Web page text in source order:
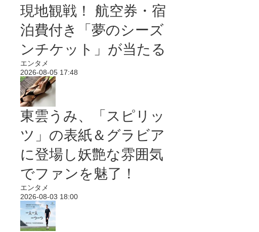
現地観戦！ 航空券・宿
泊費付き「夢のシーズ
ンチケット」が当たる
エンタメ
2026-08-05 17:48
東雲うみ、「スピリッ
ツ」の表紙＆グラビア
に登場し妖艶な雰囲気
でファンを魅了！
エンタメ
2026-08-03 18:00